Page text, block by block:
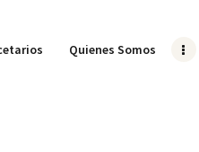
Quienes Somos